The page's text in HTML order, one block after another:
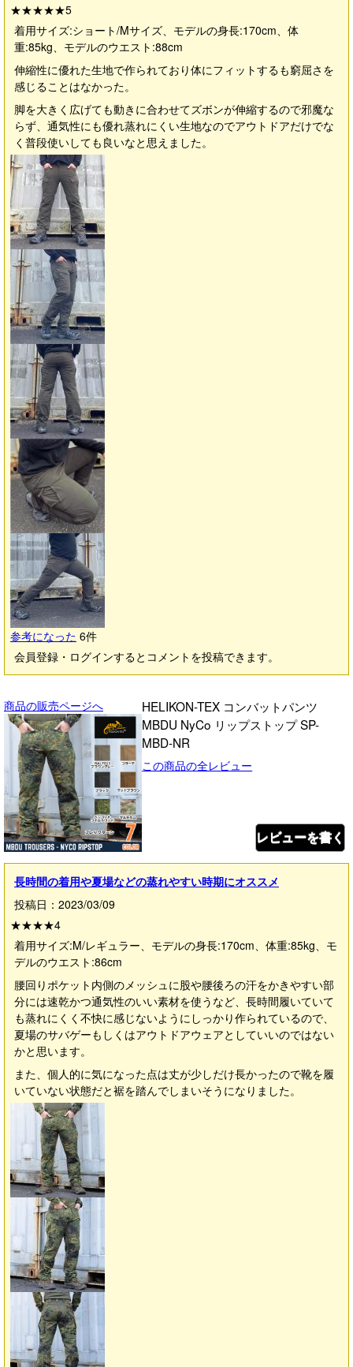
★★★★★5
着用サイズ:ショート/Mサイズ、モデルの身長:170cm、体
重:85kg、モデルのウエスト:88cm
伸縮性に優れた生地で作られており体にフィットするも窮屈さを
感じることはなかった。
脚を大きく広げても動きに合わせてズボンが伸縮するので邪魔な
らず、通気性にも優れ蒸れにくい生地なのでアウトドアだけでな
く普段使いしても良いなと思えました。
参考になった 6件
会員登録・ログインするとコメントを投稿できます。
商品の販売ページへ
HELIKON-TEX コンバットパンツ
MBDU NyCo リップストップ SP-
MBD-NR
この商品の全レビュー
レビューを書く
長時間の着用や夏場などの蒸れやすい時期にオススメ
投稿日：2023/03/09
★★★★4
着用サイズ:M/レギュラー、モデルの身長:170cm、体重:85kg、モ
デルのウエスト:86cm
腰回りポケット内側のメッシュに股や腰後ろの汗をかきやすい部
分には速乾かつ通気性のいい素材を使うなど、長時間履いていて
も蒸れにくく不快に感じないようにしっかり作られているので、
夏場のサバゲーもしくはアウトドアウェアとしていいのではない
かと思います。
また、個人的に気になった点は丈が少しだけ長かったので靴を履
いていない状態だと裾を踏んでしまいそうになりました。